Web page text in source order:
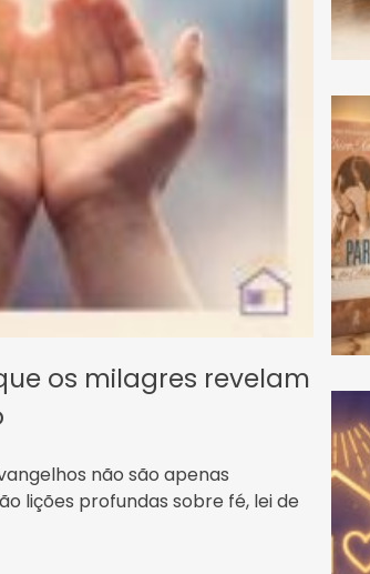
os milagres revelam
não são apenas
lições profundas sobre fé, lei de